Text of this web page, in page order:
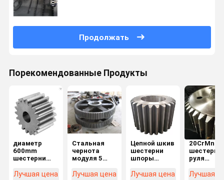
Продолжать
Порекомендованные Продукты
диаметр
600mm
шестерни
вковки
Лучшая цена
Стальная
чернота
модуля 5
шпоры C45
Лучшая цена
Цепной шкив
шестерни
шпоры
стали
Лучшая цена
20CrMnTi
шестерня
руля
шпоры
Лучшая